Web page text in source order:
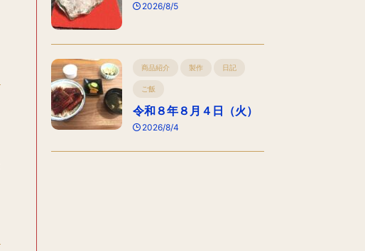
2026/8/5
商品紹介 製作 日記
ご飯
令和８年８月４日（火）
2026/8/4